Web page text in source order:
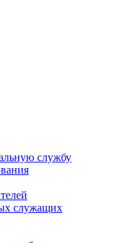
службу
служащих